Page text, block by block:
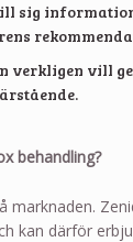
sig
verkligen vill
behandling?
marknaden.
kan därför